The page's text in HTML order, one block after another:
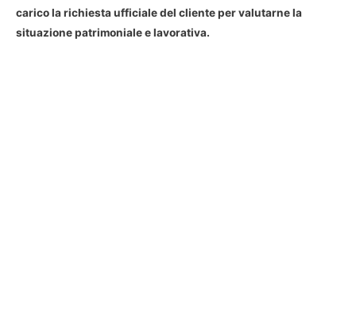
carico la richiesta ufficiale del cliente per valutarne la
situazione patrimoniale e lavorativa.